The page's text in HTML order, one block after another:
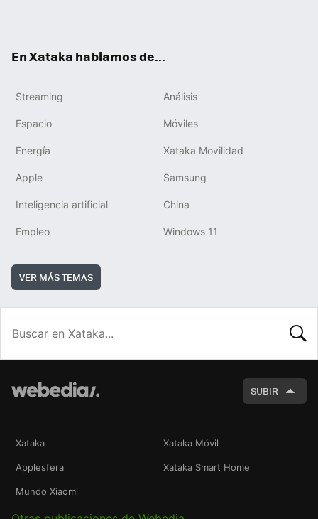
En Xataka hablamos de...
Streaming Análisis
Espacio Móviles
Energía Xataka Movilidad
Apple Samsung
Inteligencia artificial China
Empleo Windows 11
VER MÁS TEMAS
SUBIR
Xataka Xataka Móvil
Applesfera Xataka Smart Home
Mundo Xiaomi